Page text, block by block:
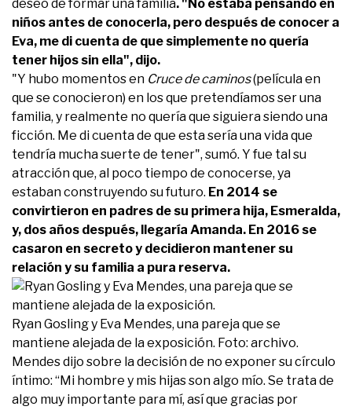
deseo de formar una familia. "No estaba pensando en
niños antes de conocerla, pero después de conocer a
Eva, me di cuenta de que simplemente no quería
tener hijos sin ella", dijo.
"Y hubo momentos en Cruce de caminos(película en
que se conocieron) en los que pretendíamos ser una
familia, y realmente no quería que siguiera siendo una
ficción. Me di cuenta de que esta sería una vida que
tendría mucha suerte de tener", sumó. Y fue tal su
atracción que, al poco tiempo de conocerse, ya
estaban construyendo su futuro. En 2014 se
convirtieron en padres de su primera hija, Esmeralda,
y, dos años después, llegaría Amanda. En 2016 se
casaron en secreto y decidieron mantener su
relación y su familia a pura reserva.
Ryan Gosling y Eva Mendes, una pareja que se
mantiene alejada de la exposición. Foto: archivo.
Mendes dijo sobre la decisión de no exponer su círculo
íntimo: “Mi hombre y mis hijas son algo mío. Se trata de
algo muy importante para mí, así que gracias por